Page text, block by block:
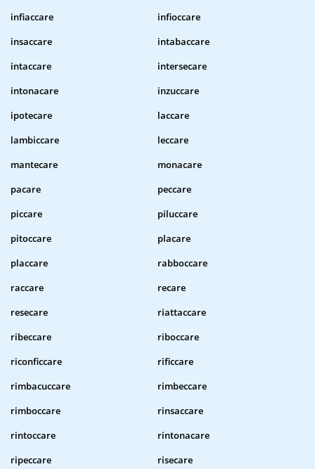
infiaccare
infioccare
insaccare
intabaccare
intaccare
intersecare
intonacare
inzuccare
ipotecare
laccare
lambiccare
leccare
mantecare
monacare
pacare
peccare
piccare
piluccare
pitoccare
placare
placcare
rabboccare
raccare
recare
resecare
riattaccare
ribeccare
riboccare
riconficcare
rificcare
rimbacuccare
rimbeccare
rimboccare
rinsaccare
rintoccare
rintonacare
ripeccare
risecare